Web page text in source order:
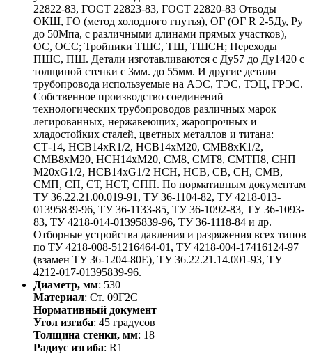
22822-83, ГОСТ 22823-83, ГОСТ 22820-83 Отводы
ОКШ, ГО (метод холодного гнутья), ОГ (ОГ R 2-5Ду, Ру
до 50Мпа, с различными длинами прямых участков),
ОС, ОСС; Тройники ТШС, ТШ, ТШСН; Переходы
ПШС, ПШ. Детали изготавливаются с Ду57 до Ду1420 с
толщиной стенки с 3мм. до 55мм. И другие детали
трубопровода используемые на АЭС, ТЭС, ТЭЦ, ГРЭС.
Собственное производство соединений
технологических трубопроводов различных марок
легированных, нержавеющих, жаропрочных и
хладостойких сталей, цветных металлов и титана:
СТ-14, НСВ14хR1/2, НСВ14хМ20, СМВ8хК1/2,
СМВ8хМ20, НСН14хМ20, СМ8, СМТ8, СМТП8, СНП
М20хG1/2, НСВ14хG1/2 НСН, НСВ, СВ, СН, СМВ,
СМП, СП, СТ, НСТ, СПП. По нормативным документам
ТУ 36.22.21.00.019-91, ТУ 36-1104-82, ТУ 4218-013-
01395839-96, ТУ 36-1133-85, ТУ 36-1092-83, ТУ 36-1093-
83, ТУ 4218-014-01395839-96, ТУ 36-1118-84 и др.
Отборные устройства давления и разряжения всех типов
по ТУ 4218-008-51216464-01, ТУ 4218-004-17416124-97
(взамен ТУ 36-1204-80Е), ТУ 36.22.21.14.001-93, ТУ
4212-017-01395839-96.
Диаметр, мм: 530
Материал: Ст. 09Г2С
Нормативный документ
Угол изгиба: 45 градусов
Толщина стенки, мм: 18
Радиус изгиба: R1